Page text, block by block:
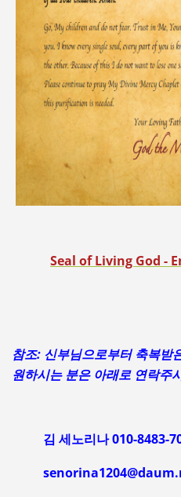
Seal of Living God -
참조: 신부님으로부터 축복받
원하시는 분은 아래로 연락주
김 세노리나 010-8483-